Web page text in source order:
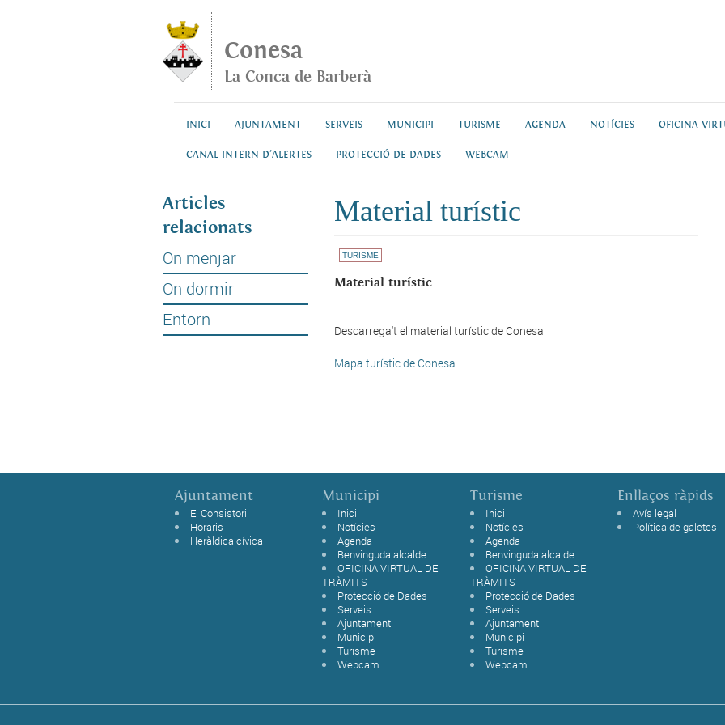
Conesa
La Conca de Barberà
INICI AJUNTAMENT SERVEIS MUNICIPI TURISME AGENDA NOTÍCIES OFICINA
CANAL INTERN D'ALERTES PROTECCIÓ DE DADES WEBCAM
Articles
relacionats
On menjar
On dormir
Entorn
Material turístic
TURISME
Material turístic
Descarrega't el material turístic de Conesa:
Mapa turístic de Conesa
Ajuntament
El Consistori
Horaris
Heràldica cívica
Municipi
Inici
Notícies
Agenda
Benvinguda alcalde
OFICINA VIRTUAL DE
TRÀMITS
Protecció de Dades
Serveis
Ajuntament
Municipi
Turisme
Webcam
Turisme
Inici
Notícies
Agenda
Benvinguda alcalde
OFICINA VIRTUAL DE
TRÀMITS
Protecció de Dades
Serveis
Ajuntament
Municipi
Turisme
Webcam
Enllaços ràpids
Avís legal
Política de galetes